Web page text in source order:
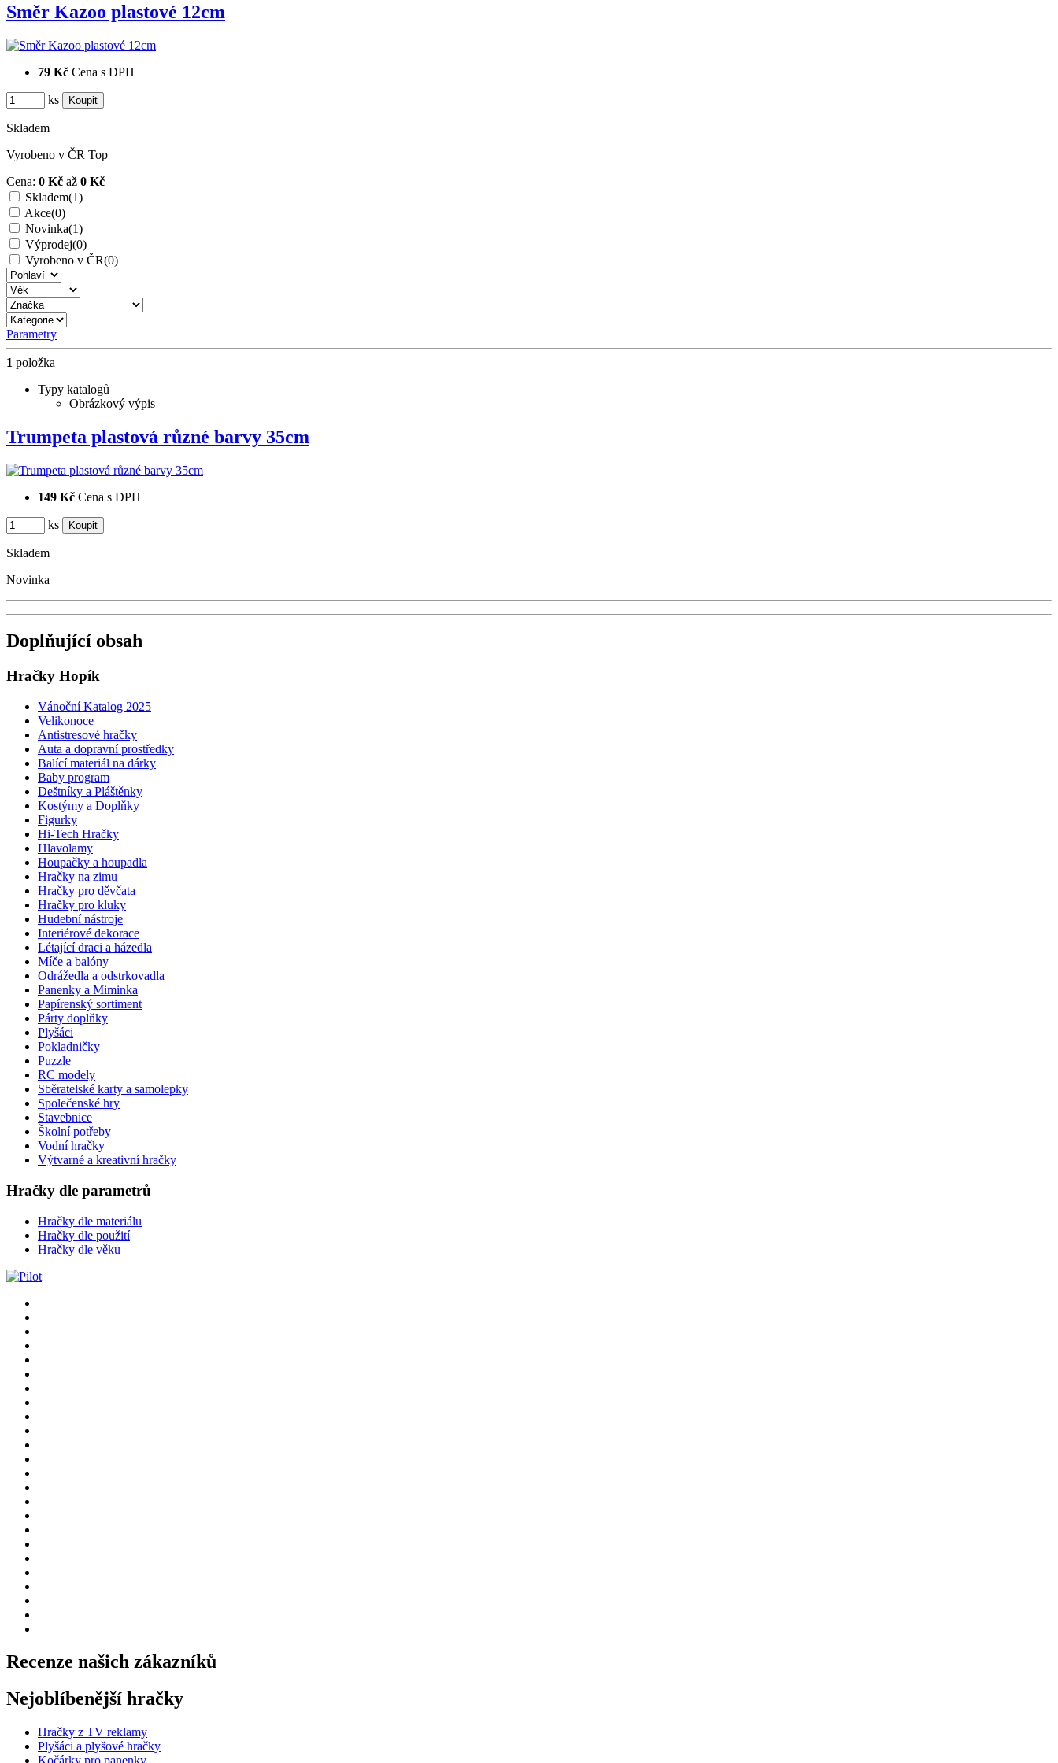
Směr Kazoo plastové 12cm
79 Kč Cena s DPH
ks
Skladem
Vyrobeno v ČR Top
Cena: 0 Kč až 0 Kč
Skladem(1)
Akce(0)
Novinka(1)
Výprodej(0)
Vyrobeno v ČR(0)
Parametry
1 položka
Typy katalogů
Obrázkový výpis
Trumpeta plastová různé barvy 35cm
149 Kč Cena s DPH
ks
Skladem
Novinka
Doplňující obsah
Hračky Hopík
Vánoční Katalog 2025
Velikonoce
Antistresové hračky
Auta a dopravní prostředky
Balící materiál na dárky
Baby program
Deštníky a Pláštěnky
Kostýmy a Doplňky
Figurky
Hi-Tech Hračky
Hlavolamy
Houpačky a houpadla
Hračky na zimu
Hračky pro děvčata
Hračky pro kluky
Hudební nástroje
Interiérové dekorace
Létající draci a házedla
Míče a balóny
Odrážedla a odstrkovadla
Panenky a Miminka
Papírenský sortiment
Párty doplňky
Plyšáci
Pokladničky
Puzzle
RC modely
Sběratelské karty a samolepky
Společenské hry
Stavebnice
Školní potřeby
Vodní hračky
Výtvarné a kreativní hračky
Hračky dle parametrů
Hračky dle materiálu
Hračky dle použití
Hračky dle věku
Recenze našich zákazníků
Nejoblíbenější hračky
Hračky z TV reklamy
Plyšáci a plyšové hračky